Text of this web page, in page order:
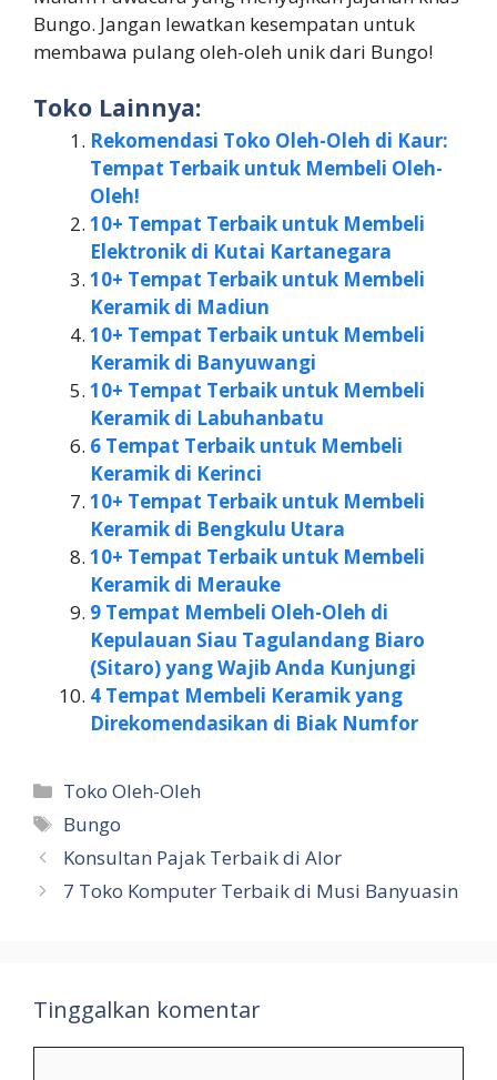
Bungo. Jangan lewatkan kesempatan untuk
membawa pulang oleh-oleh unik dari Bungo!
Toko Lainnya:
Rekomendasi Toko Oleh-Oleh di Kaur:
Tempat Terbaik untuk Membeli Oleh-
Oleh!
10+ Tempat Terbaik untuk Membeli
Elektronik di Kutai Kartanegara
10+ Tempat Terbaik untuk Membeli
Keramik di Madiun
10+ Tempat Terbaik untuk Membeli
Keramik di Banyuwangi
10+ Tempat Terbaik untuk Membeli
Keramik di Labuhanbatu
6 Tempat Terbaik untuk Membeli
Keramik di Kerinci
10+ Tempat Terbaik untuk Membeli
Keramik di Bengkulu Utara
10+ Tempat Terbaik untuk Membeli
Keramik di Merauke
9 Tempat Membeli Oleh-Oleh di
Kepulauan Siau Tagulandang Biaro
(Sitaro) yang Wajib Anda Kunjungi
4 Tempat Membeli Keramik yang
Direkomendasikan di Biak Numfor
Kategori
Toko Oleh-Oleh
Tag
Bungo
Konsultan Pajak Terbaik di Alor
7 Toko Komputer Terbaik di Musi Banyuasin
Tinggalkan komentar